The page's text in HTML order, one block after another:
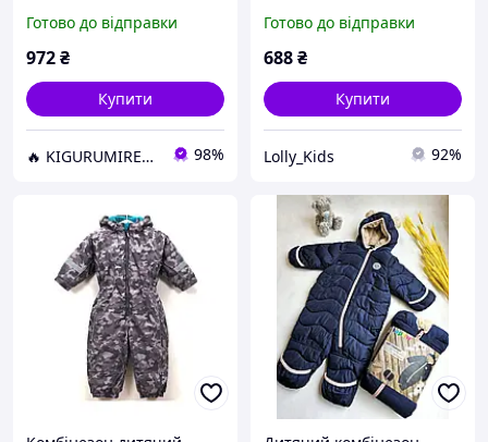
роки)
Готово до відправки
972₴
Купити
🔥 KIGURUMIREV 🔥 ➡ магазин яскравих подарунків 98%
синього кольору. 3-4-5-6
років
Готово до відправки
688₴
Купити
Lolly_Kids 92%